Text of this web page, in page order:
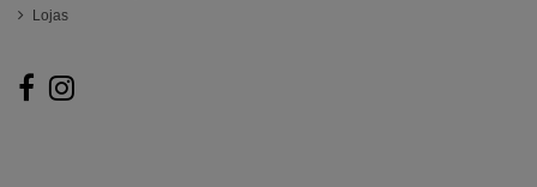
Lojas